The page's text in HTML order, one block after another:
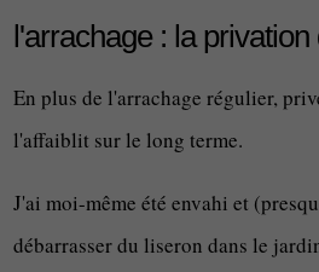
l'arrachage : la privation
En plus de l'arrachage régulier,
l'affaiblit sur le long terme.
J'ai moi-même été envahi et
débarrasser du liseron dans le